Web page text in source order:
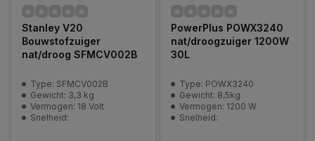
Stanley V20
Bouwstofzuiger
nat/droog SFMCV002B
Type: SFMCV002B
Gewicht: 3,3 kg
Vermogen: 18 Volt
Snelheid:
PowerPlus POWX3240
nat/droogzuiger 1200W
30L
Type: POWX3240
Gewicht: 8,5kg
Vermogen: 1200 W
Snelheid: